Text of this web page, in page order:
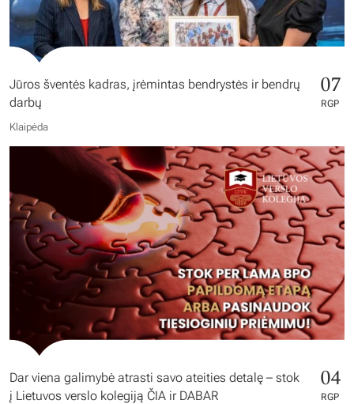
Jūros šventės kadras, įrėmintas bendrystės ir bendrų
darbų
07
RGP
Klaipėda
Dar viena galimybė atrasti savo ateities detalę – stok
į Lietuvos verslo kolegiją ČIA ir DABAR
04
RGP